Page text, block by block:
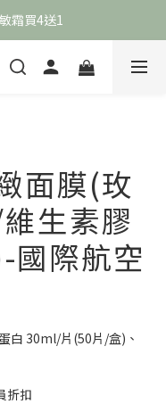
買2送1
霜買4送1
元
面膜(玫
生素膠
國際航空
白 30ml/片(50片/盒)、
折扣